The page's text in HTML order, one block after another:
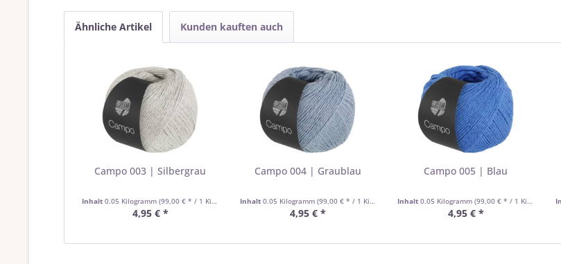
Ähnliche Artikel Kunden kauften auch
Campo 003 | Silbergrau
Inhalt 0.05 Kilogramm (99,00 € * / 1 Kilogramm)
4,95 € *
Campo 004 | Graublau
Inhalt 0.05 Kilogramm (99,00 € * / 1 Kilogramm)
4,95 € *
Campo 005 | Blau
Inhalt0.05 Kilogramm(99,00 € * / 1 Kilogramm)
4,95 € *